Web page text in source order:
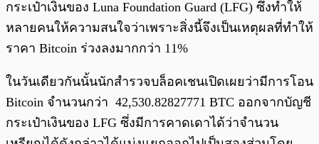
กระเป๋าเงินของ Luna Foundation Guard (LFG) ซึ่งทำให้
หลายคนให้ความสนใจว่าเพราะสิ่งนี้จึงเป็นเหตุผลที่ทำให้
ราคา Bitcoin ร่วงลงมากกว่า 11%
ในวันเดียวกันนั้นนักสำรวจบล็อคเชนเปิดเผยว่ามีการโอน
Bitcoin จำนวนกว่า 42,530.82827771 BTC ออกจากบัญชี
กระเป๋าเงินของ LFG ซึ่งมีการคาดเดาได้ว่าจำนวน